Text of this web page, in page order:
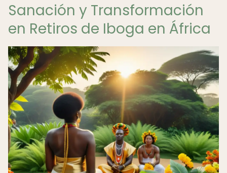
Sanación y Transformación
en Retiros de Iboga en África